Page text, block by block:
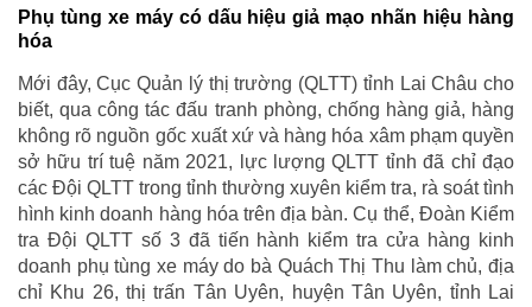
Phụ tùng xe máy có dấu hiệu giả mạo nhãn hiệu hàng
hóa
Mới đây, Cục Quản lý thị trường (QLTT) tỉnh Lai Châu cho
biết, qua công tác đấu tranh phòng, chống hàng giả, hàng
không rõ nguồn gốc xuất xứ và hàng hóa xâm phạm quyền
sở hữu trí tuệ năm 2021, lực lượng QLTT tỉnh đã chỉ đạo
các Đội QLTT trong tỉnh thường xuyên kiểm tra, rà soát tình
hình kinh doanh hàng hóa trên địa bàn. Cụ thể, Đoàn Kiểm
tra Đội QLTT số 3 đã tiến hành kiểm tra cửa hàng kinh
doanh phụ tùng xe máy do bà Quách Thị Thu làm chủ, địa
chỉ Khu 26, thị trấn Tân Uyên, huyện Tân Uyên, tỉnh Lai